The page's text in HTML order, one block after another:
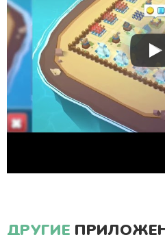
ДРУГИЕ